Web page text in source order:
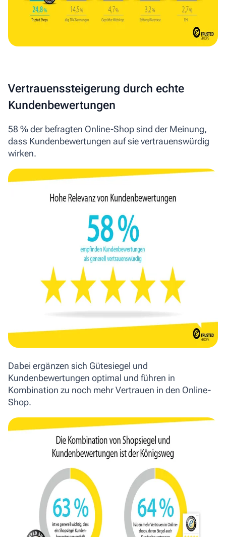
Vertrauenssteigerung durch echte
Kundenbewertungen
58 % der befragten Online-Shop sind der Meinung,
dass Kundenbewertungen auf sie vertrauenswürdig
wirken.
Dabei ergänzen sich Gütesiegel und
Kundenbewertungen optimal und führen in
Kombination zu noch mehr Vertrauen in den Online-
Shop.